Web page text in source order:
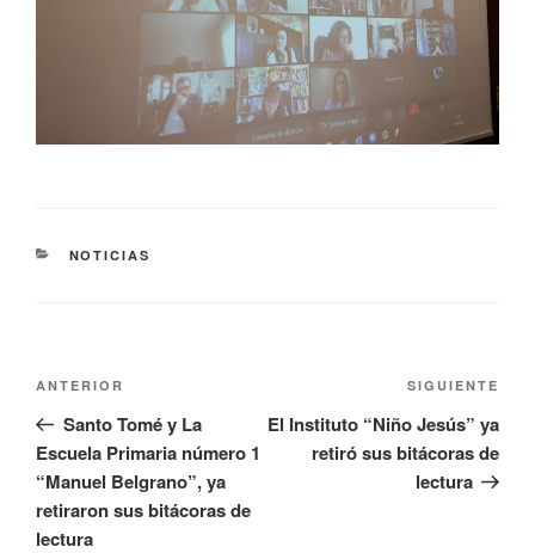
NOTICIAS
ANTERIOR
Santo Tomé y La
Escuela Primaria número 1
“Manuel Belgrano”, ya
retiraron sus bitácoras de
lectura
SIGUIENTE
El Instituto “Niño Jesús” ya
retiró sus bitácoras de
lectura